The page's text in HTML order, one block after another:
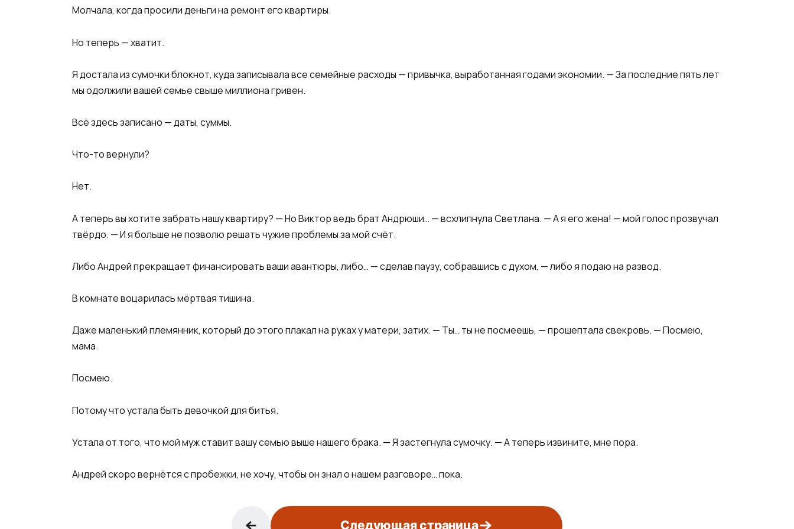
Молчала, когда просили деньги на ремонт его квартиры.
Но теперь — хватит.
Я достала из сумочки блокнот, куда записывала все семейные расходы — привычка, выработанная годами экономии. — За последние пять лет
мы одолжили вашей семье свыше миллиона гривен.
Всё здесь записано — даты, суммы.
Что-то вернули?
Нет.
А теперь вы хотите забрать нашу квартиру? — Но Виктор ведь брат Андрюши… — всхлипнула Светлана. — А я его жена! — мой голос прозвучал
твёрдо. — И я больше не позволю решать чужие проблемы за мой счёт.
Либо Андрей прекращает финансировать ваши авантюры, либо… — сделав паузу, собравшись с духом, — либо я подаю на развод.
В комнате воцарилась мёртвая тишина.
Даже маленький племянник, который до этого плакал на руках у матери, затих. — Ты… ты не посмеешь, — прошептала свекровь. — Посмею,
мама.
Посмею.
Потому что устала быть девочкой для битья.
Устала от того, что мой муж ставит вашу семью выше нашего брака. — Я застегнула сумочку. — А теперь извините, мне пора.
Андрей скоро вернётся с пробежки, не хочу, чтобы он знал о нашем разговоре… пока.
Следующая страница